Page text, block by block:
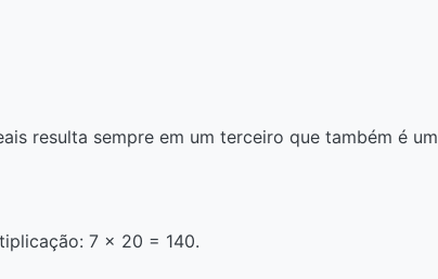
resulta sempre em um terceiro que também é um
7 x 20 = 140.